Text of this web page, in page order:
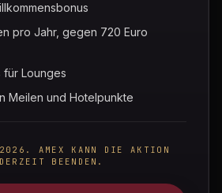
pro Jahr, gegen 720 Euro
für Lounges
Meilen und Hotelpunkte
AMEX KANN DIE AKTION
BEENDEN.